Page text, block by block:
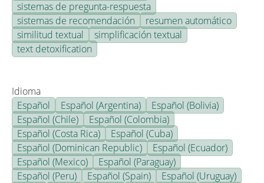
sistemas de pregunta-respuesta
sistemas de recomendación
resumen automático
similitud textual
simplificación textual
text detoxification
Idioma
Español
Español (Argentina)
Español (Bolivia)
Español (Chile)
Español (Colombia)
Español (Costa Rica)
Español (Cuba)
Español (Dominican Republic)
Español (Ecuador)
Español (Mexico)
Español (Paraguay)
Español (Peru)
Español (Spain)
Español (Uruguay)